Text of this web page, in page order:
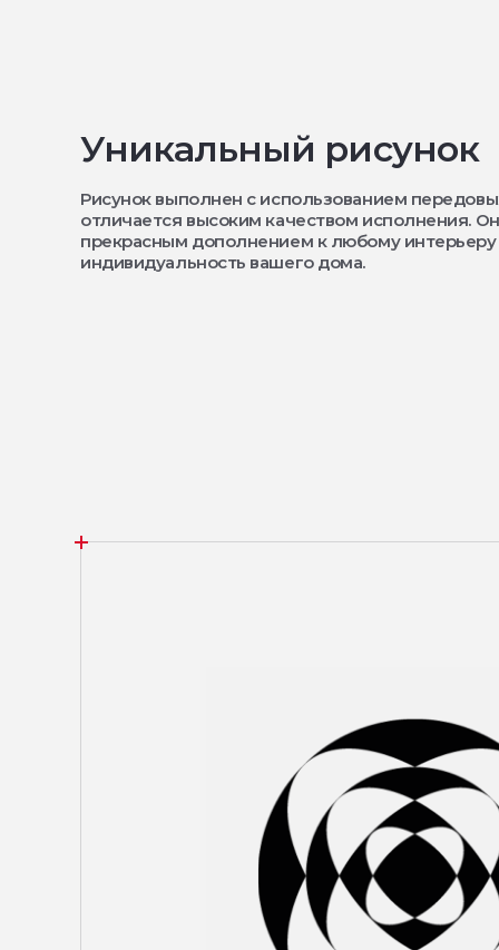
Уникальный рисунок
Рисунок выполнен с использованием
отличается высоким качеством исполнения.
прекрасным дополнением к любому
индивидуальность вашего дома.